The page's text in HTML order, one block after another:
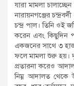
যারা মামলা
নারায়নগঞ্জের
চন্দ্র পাল। তিনি ওই
করেন এবং কিছুদিন
একজনের সাথে ৩
ফলে মামলা শুরু হয়।
প্রতারনা করেও
নিম্ন আদালত